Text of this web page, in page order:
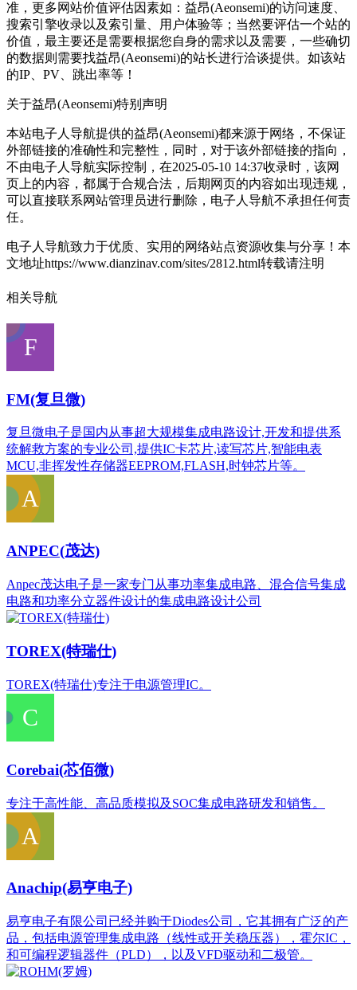
准，更多网站价值评估因素如：益昂(Aeonsemi)的访问速度、
搜索引擎收录以及索引量、用户体验等；当然要评估一个站的
价值，最主要还是需要根据您自身的需求以及需要，一些确切
的数据则需要找益昂(Aeonsemi)的站长进行洽谈提供。如该站
的IP、PV、跳出率等！
关于益昂(Aeonsemi)特别声明
本站电子人导航提供的益昂(Aeonsemi)都来源于网络，不保证
外部链接的准确性和完整性，同时，对于该外部链接的指向，
不由电子人导航实际控制，在2025-05-10 14:37收录时，该网
页上的内容，都属于合规合法，后期网页的内容如出现违规，
可以直接联系网站管理员进行删除，电子人导航不承担任何责
任。
电子人导航致力于优质、实用的网络站点资源收集与分享！ 本
文地址https://www.dianzinav.com/sites/2812.html转载请注明
相关导航
FM(复旦微)
复旦微电子是国内从事超大规模集成电路设计,开发和提供系
统解救方案的专业公司,提供IC卡芯片,读写芯片,智能电表
MCU,非挥发性存储器EEPROM,FLASH,时钟芯片等。
ANPEC(茂达)
Anpec茂达电子是一家专门从事功率集成电路、混合信号集成
电路和功率分立器件设计的集成电路设计公司
TOREX(特瑞仕)
TOREX(特瑞仕)专注于电源管理IC。
Corebai(芯佰微)
专注于高性能、高品质模拟及SOC集成电路研发和销售。
Anachip(易亨电子)
易亨电子有限公司已经并购于Diodes公司，它其拥有广泛的产
品，包括电源管理集成电路（线性或开关稳压器），霍尔IC，
和可编程逻辑器件（PLD），以及VFD驱动和二极管。